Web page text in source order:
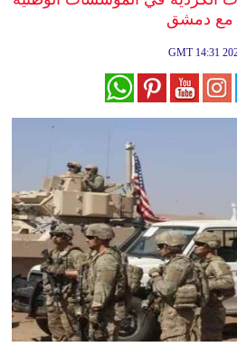
سياحة
ديكور
أخبار
إعلام
تعليم
مع دمشق
GMT